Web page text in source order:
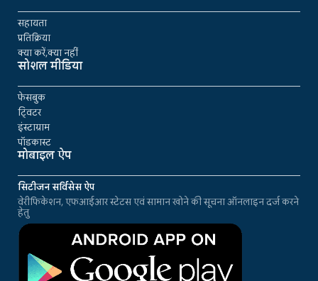
सहायता
प्रतिक्रिया
क्या करें,क्या नहीं
सोशल मीडिया
फेसबुक
ट्विटर
इंस्टाग्राम
पॉडकास्ट
मोबाइल ऐप
सिटीजन सर्विसेस ऐप
वेरीफिकेशन, एफआईआर स्टेटस एवं सामान खोने की सूचना ऑनलाइन दर्ज करने
हेतु